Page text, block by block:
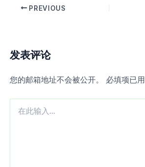
PREVIOUS
发表评论
您的邮箱地址不会被公开。 必填项已用